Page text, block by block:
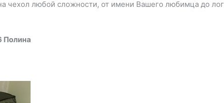
чехол любой сложности, от имени Вашего любимца до
Полина